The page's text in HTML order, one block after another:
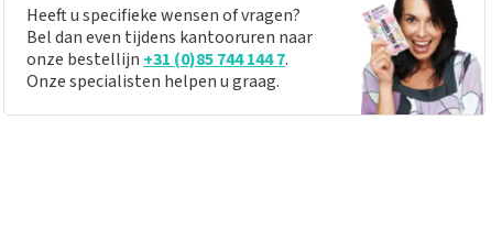
Heeft u specifieke wensen of vragen?
Bel dan even tijdens kantooruren naar
onze bestellijn +31 (0)85 744 144 7.
Onze specialisten helpen u graag.